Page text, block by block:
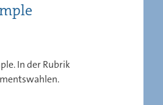
In der Rubrik